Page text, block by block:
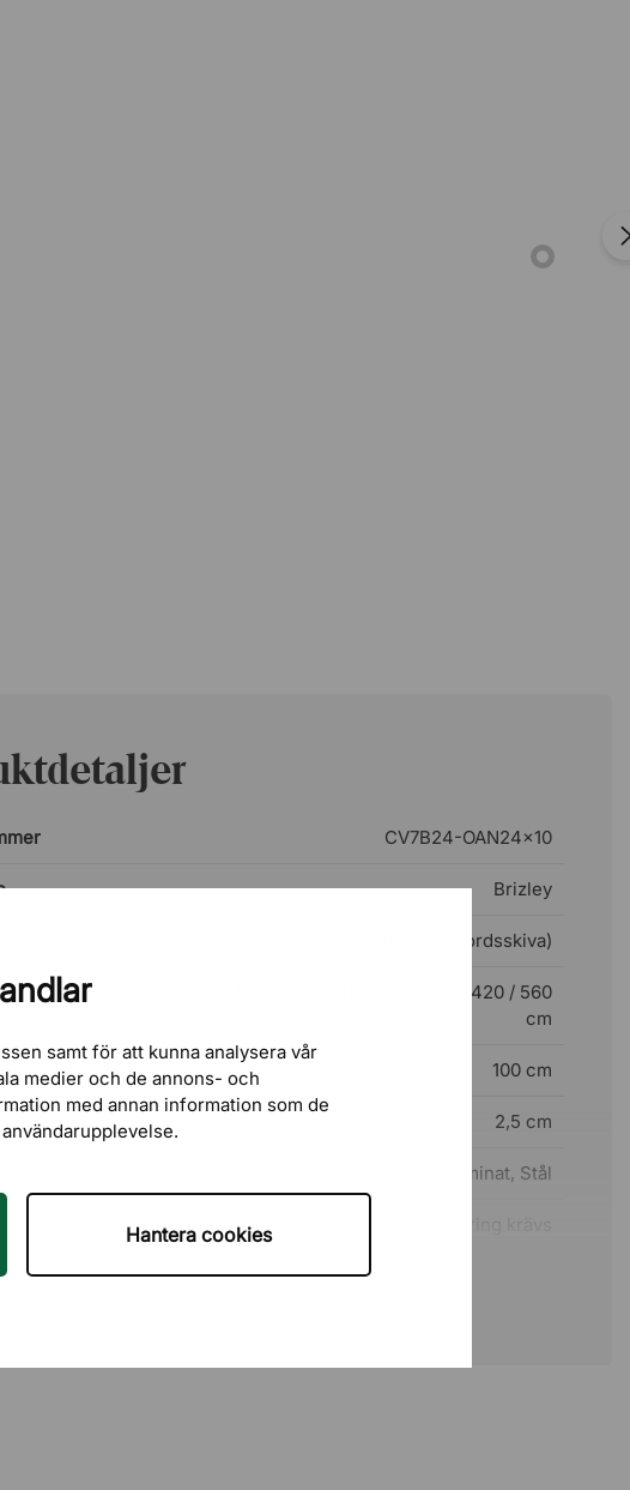
samt för att kunna analysera vår
medier och de annons- och
med annan information som de
Hantera cookies
CV7B24-OAN24x10
Brizley
73 / 90 cm (exkl. bordsskiva)
180 / 220 / 240 / 280 / 320 / 420 / 560
cm
100 cm
2,5 cm
Spånskiva, Laminat, Stål